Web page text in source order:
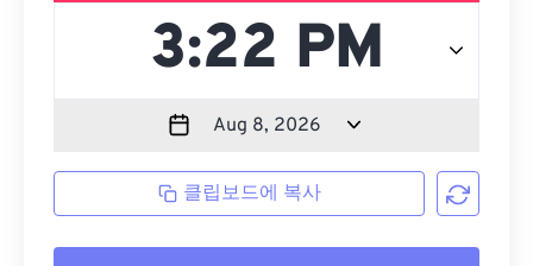
클립보드에 복사